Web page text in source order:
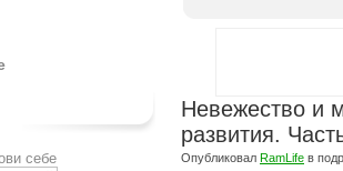
себе
Невежество и
развития.
Опубликовал RamLife в